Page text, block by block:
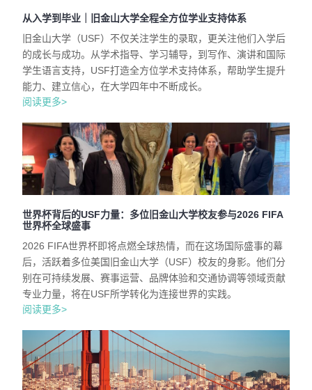
从入学到毕业｜旧金山大学全程全方位学业支持体系
旧金山大学（USF）不仅关注学生的录取，更关注他们入学后
的成长与成功。从学术指导、学习辅导，到写作、演讲和国际
学生语言支持，USF打造全方位学术支持体系，帮助学生提升
能力、建立信心，在大学四年中不断成长。
阅读更多>
世界杯背后的USF力量：多位旧金山大学校友参与2026 FIFA
世界杯全球盛事
2026 FIFA世界杯即将点燃全球热情，而在这场国际盛事的幕
后，活跃着多位美国旧金山大学（USF）校友的身影。他们分
别在可持续发展、赛事运营、品牌体验和交通协调等领域贡献
专业力量，将在USF所学转化为连接世界的实践。
阅读更多>